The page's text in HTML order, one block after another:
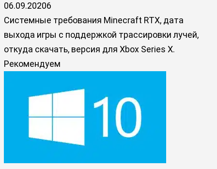
06.09.20206
Системные требования Minecraft RTX, дата
выхода игры с поддержкой трассировки лучей,
откуда скачать, версия для Xbox Series X.
Рекомендуем